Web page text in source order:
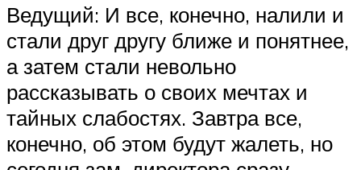
Ведущий: И все, конечно, налили и
стали друг другу ближе и понятнее,
а затем стали невольно
рассказывать о своих мечтах и
тайных слабостях. Завтра все,
конечно, об этом будут жалеть, но